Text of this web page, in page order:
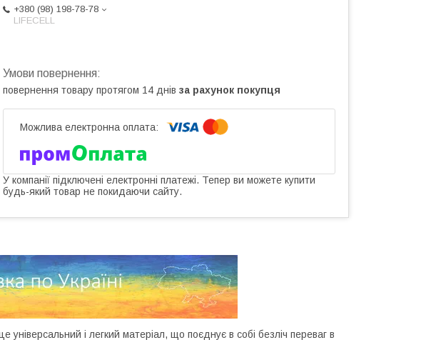
+380 (98) 198-78-78
LIFECELL
повернення товару протягом 14 днів за рахунок покупця
У компанії підключені електронні платежі. Тепер ви можете купити
будь-який товар не покидаючи сайту.
універсальний і легкий матеріал, що поєднує в собі безліч переваг в